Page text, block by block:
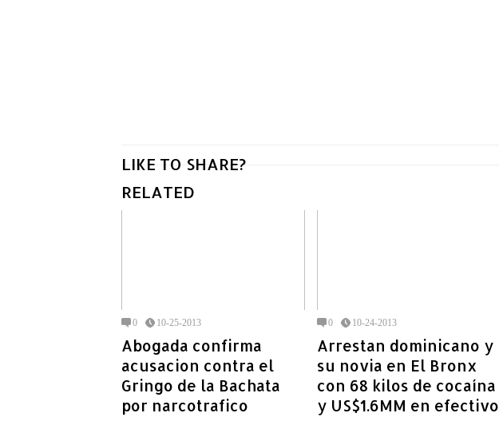
LIKE TO SHARE?
RELATED
0 10-25-2013
Abogada confirma
acusacion contra el
Gringo de la Bachata
por narcotrafico
0 10-24-2013
Arrestan dominicano y
su novia en El Bronx
con 68 kilos de cocaína
y US$1.6MM en efectivo